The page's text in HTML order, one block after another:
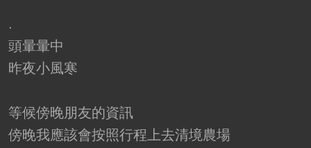
.
頭暈暈中
昨夜小風寒
等候傍晚朋友的資訊
傍晚我應該會按照行程上去清境農場